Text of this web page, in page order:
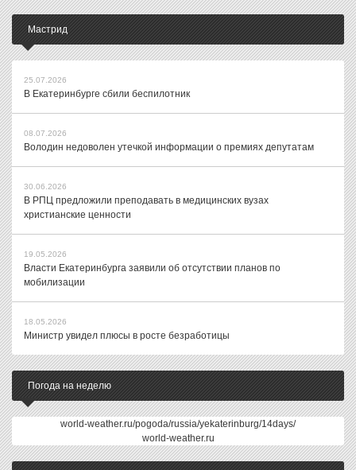
Мастрид
25.07.2026
В Екатеринбурге сбили беспилотник
08.07.2026
Володин недоволен утечкой информации о премиях депутатам
30.06.2026
В РПЦ предложили преподавать в медицинских вузах
христианские ценности
19.05.2026
Власти Екатеринбурга заявили об отсутствии планов по
мобилизации
18.05.2026
Министр увидел плюсы в росте безработицы
Погода на неделю
world-weather.ru/pogoda/russia/yekaterinburg/14days/
world-weather.ru